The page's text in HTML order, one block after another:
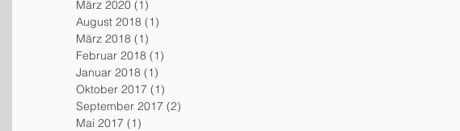
März 2020 (1)
August 2018 (1)
März 2018 (1)
Februar 2018 (1)
Januar 2018 (1)
Oktober 2017 (1)
September 2017 (2)
Mai 2017 (1)